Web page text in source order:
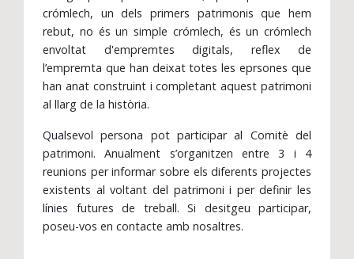
crómlech, un dels primers patrimonis que hem
rebut, no és un simple crómlech, és un crómlech
envoltat d'empremtes digitals, reflex de
l’empremta que han deixat totes les eprsones que
han anat construint i completant aquest patrimoni
al llarg de la història.
Qualsevol persona pot participar al Comitè del
patrimoni. Anualment s’organitzen entre 3 i 4
reunions per informar sobre els diferents projectes
existents al voltant del patrimoni i per definir les
línies futures de treball. Si desitgeu participar,
poseu-vos en contacte amb nosaltres.